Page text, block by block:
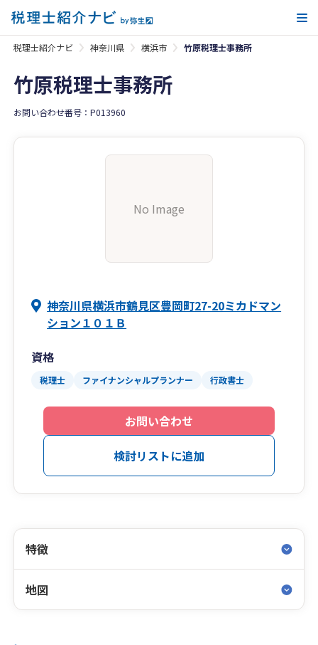
税理士紹介ナビ 神奈川県 横浜市 竹原税理士事務所
竹原税理士事務所
お問い合わせ番号：P013960
No Image
神奈川県横浜市鶴見区豊岡町27-20ミカドマン
ション１０１Ｂ
資格
税理士 ファイナンシャルプランナー 行政書士
お問い合わせ
検討リストに追加
特徴
地図